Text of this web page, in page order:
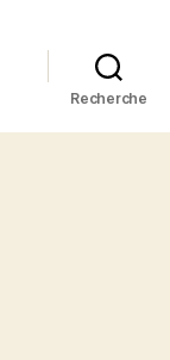
Recherche